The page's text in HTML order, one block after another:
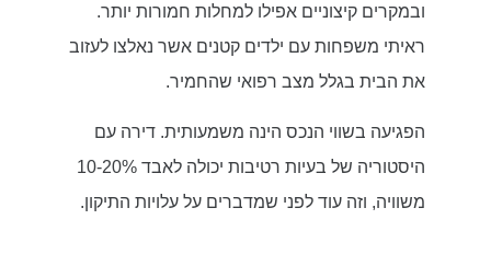
ובמקרים קיצוניים אפילו למחלות חמורות יותר.
ראיתי משפחות עם ילדים קטנים אשר נאלצו לעזוב
את הבית בגלל מצב רפואי שהחמיר.
הפגיעה בשווי הנכס הינה משמעותית. דירה עם
היסטוריה של בעיות רטיבות יכולה לאבד 10-20%
משוויה, וזה עוד לפני שמדברים על עלויות התיקון.